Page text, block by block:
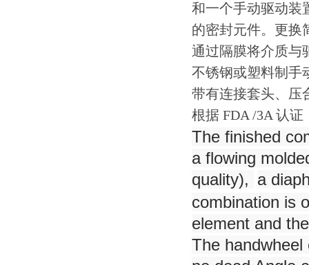
和一个手动驱动装
的密封元件。更换
通过隔膜将介质与
不锈钢或塑料制手
带有连接套头、压
根据 FDA /3A 认证
The finished
a flowing
quality), a
combination is
element and
The